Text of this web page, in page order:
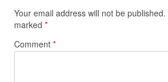
Your email address will not be published.
marked *
Comment *